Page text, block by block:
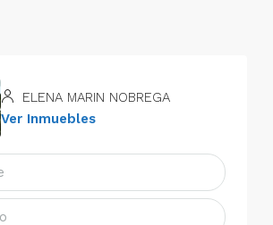
ELENA MARIN NOBREGA
Ver Inmuebles